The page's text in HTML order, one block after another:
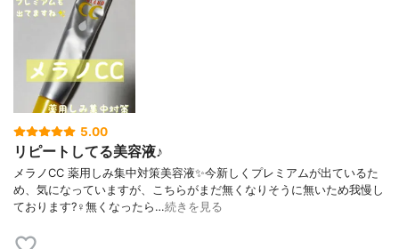
5.00
リピートしてる美容液♪
メラノCC 薬用しみ集中対策美容液✨今新しくプレミアムが出ているた
め、気になっていますが、こちらがまだ無くなりそうに無いため我慢し
ております?‍♀️無くなったら…続きを見る